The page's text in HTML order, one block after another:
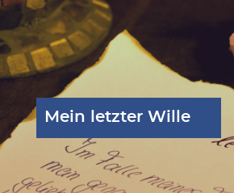
Mein letzter Wille